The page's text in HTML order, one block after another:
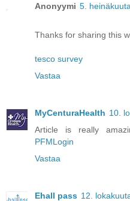
Anonyymi 5.
Thanks for sharing this
tesco survey
Vastaa
MyCenturaHealth 10.
Article is really
PFMLogin
Vastaa
Ehall pass 12.